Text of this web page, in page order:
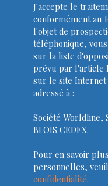
J'accepte le
conformément au
l'objet de
téléphonique,
sur la liste
prévu par l'article
sur le site
adressé à :
Société Worldline,
BLOIS CEDEX.
Pour en savoir
personnelles,
confidentialité.